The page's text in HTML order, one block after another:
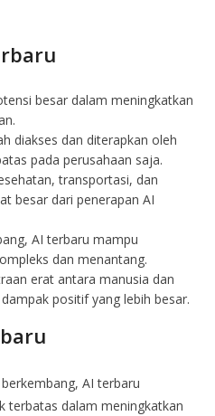
besar dalam meningkatkan
diakses dan diterapkan oleh
pada perusahaan saja.
transportasi, dan
besar dari penerapan AI
AI terbaru mampu
dan menantang.
erat antara manusia dan
positif yang lebih besar.
AI terbaru
terbatas dalam meningkatkan